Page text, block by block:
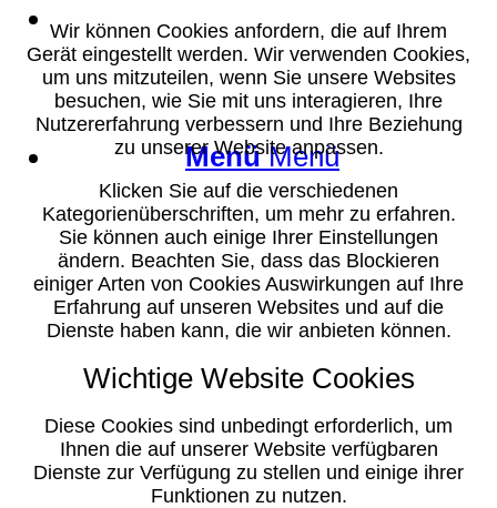
Suche
Menü Menü
Wir können Cookies anfordern, die auf Ihrem
Gerät eingestellt werden. Wir verwenden Cookies,
um uns mitzuteilen, wenn Sie unsere Websites
besuchen, wie Sie mit uns interagieren, Ihre
Nutzererfahrung verbessern und Ihre Beziehung
zu unserer Website anpassen.
Klicken Sie auf die verschiedenen
Kategorienüberschriften, um mehr zu erfahren.
Sie können auch einige Ihrer Einstellungen
ändern. Beachten Sie, dass das Blockieren
einiger Arten von Cookies Auswirkungen auf Ihre
Erfahrung auf unseren Websites und auf die
Dienste haben kann, die wir anbieten können.
Wichtige Website Cookies
Diese Cookies sind unbedingt erforderlich, um
Ihnen die auf unserer Website verfügbaren
Dienste zur Verfügung zu stellen und einige ihrer
Funktionen zu nutzen.